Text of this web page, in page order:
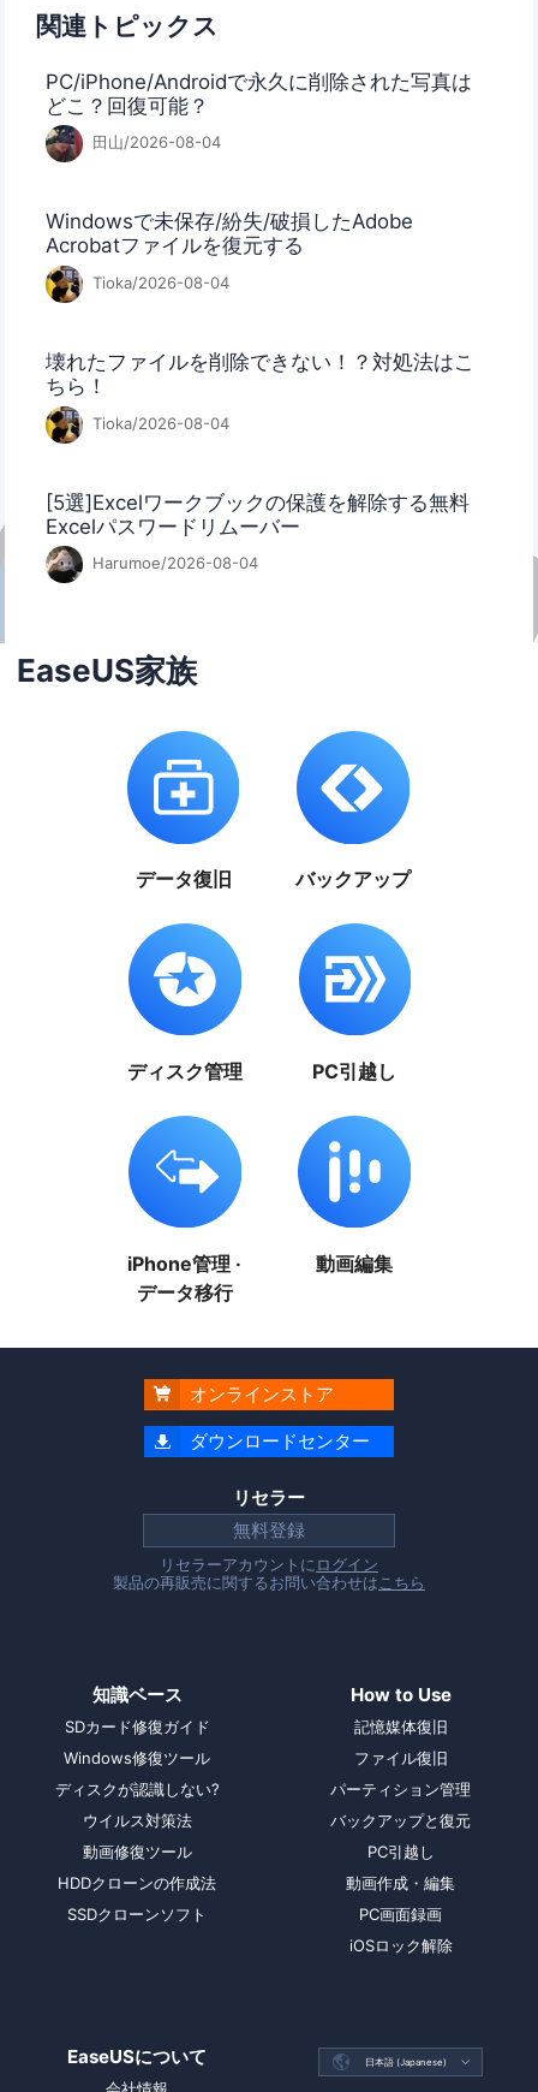
関連トピックス
PC/iPhone/Androidで永久に削除された写真は
どこ？回復可能？
田山/2026-08-04
Windowsで未保存/紛失/破損したAdobe
Acrobatファイルを復元する
Tioka/2026-08-04
壊れたファイルを削除できない！？対処法はこ
ちら！
Tioka/2026-08-04
[5選]Excelワークブックの保護を解除する無料
Excelパスワードリムーバー
Harumoe/2026-08-04
EaseUS家族
データ復旧 バックアップ
ディスク管理 PC引越し
iPhone管理 ·
データ移行
動画編集
 オンラインストア
 ダウンロードセンター
リセラー
無料登録
リセラーアカウントに ログイン
製品の再販売に関するお問い合わせは こちら
知識ベース
SDカード修復ガイド
Windows修復ツール
ディスクが認識しない?
ウイルス対策法
動画修復ツール
HDDクローンの作成法
SSDクローンソフト
How to Use
記憶媒体復旧
ファイル復旧
パーティション管理
バックアップと復元
PC引越し
動画作成・編集
PC画面録画
iOSロック解除
EaseUSについて  日本語 (Japanese) 